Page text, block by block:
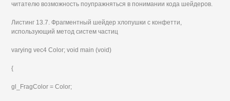
читателю возможность поупражняться в понимании кода шейдеров.
Листинг 13.7. Фрагментный шейдер хлопушки с конфетти,
использующий метод систем частиц
varying vec4 Color; void main (void)
{
gl_FragColor = Color;